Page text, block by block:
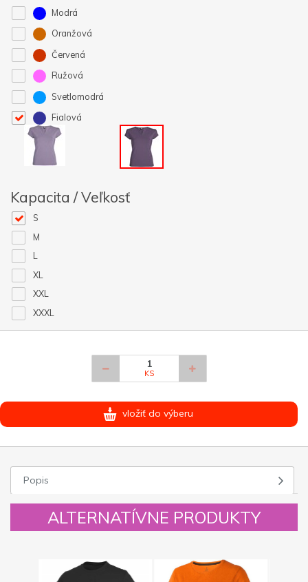
Modrá
Oranžová
Červená
Ružová
Svetlomodrá
Fialová
Kapacita / Veľkosť
S
M
L
XL
XXL
XXXL
KS
vložiť do výberu
Popis
ALTERNATÍVNE PRODUKTY